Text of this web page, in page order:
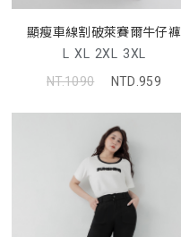
顯瘦車線割破萊賽爾牛仔褲
L XL 2XL 3XL
NT.1090
NTD.959